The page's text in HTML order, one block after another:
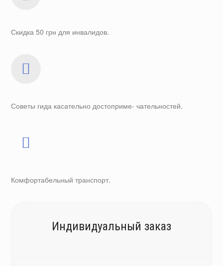
Скидка 50 грн для инвалидов.
Советы гида касательно достоприме- чательностей.
Комфортабельный транспорт.
Индивидуальный заказ